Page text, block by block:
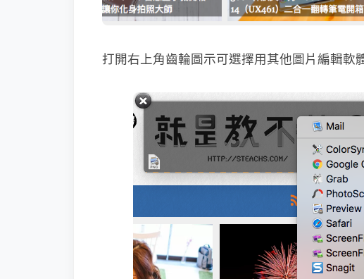
打開右上角齒輪圖示可選擇用其他圖片編輯軟